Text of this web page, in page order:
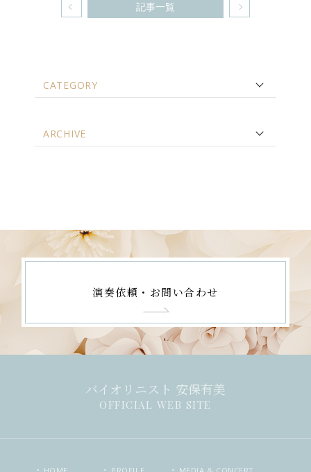
記事一覧
CATEGORY
ARCHIVE
演奏依頼・お問い合わせ
バイオリニスト 安保有美
OFFICIAL WEB SITE